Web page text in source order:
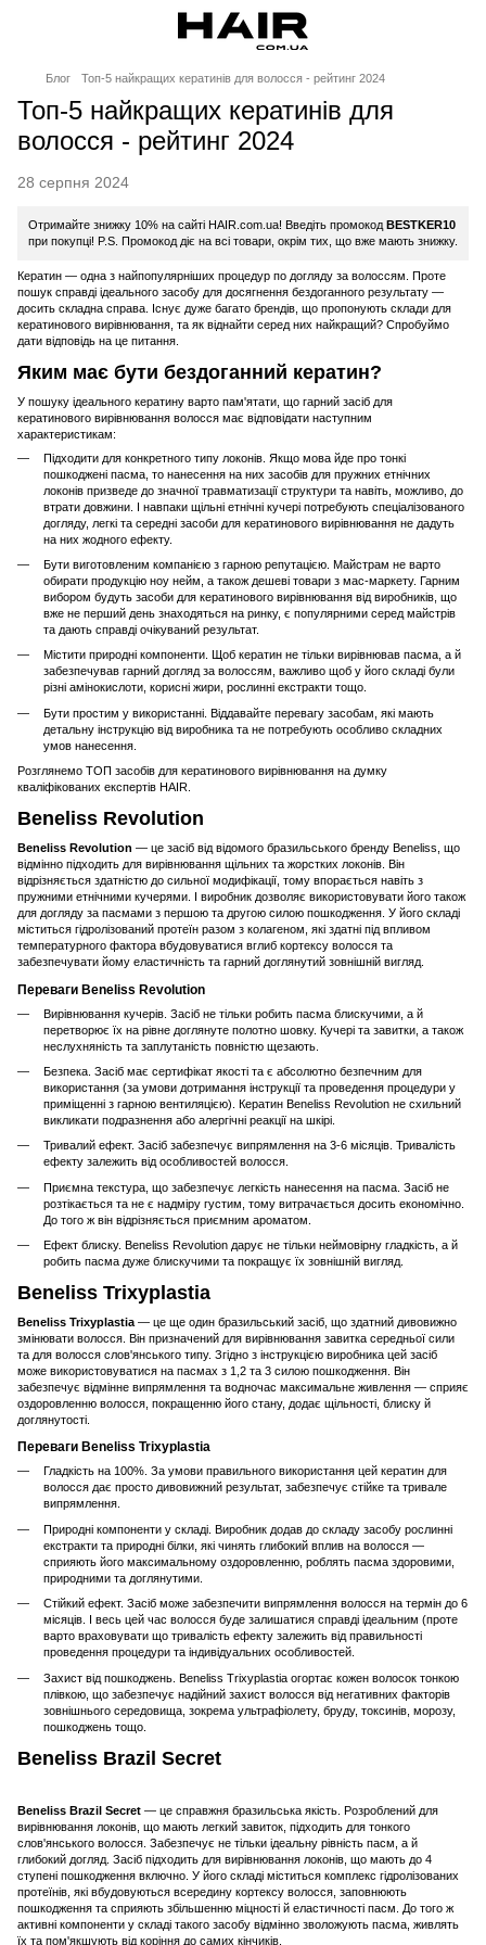
Блог Топ-5 найкращих кератинів для волосся - рейтинг 2024
Топ-5 найкращих кератинів для
волосся - рейтинг 2024
28 серпня 2024
Отримайте знижку 10% на сайті HAIR.com.ua! Введіть промокод BESTKER10
при покупці! P.S. Промокод діє на всі товари, окрім тих, що вже мають знижку.
Кератин — одна з найпопулярніших процедур по догляду за волоссям. Проте
пошук справді ідеального засобу для досягнення бездоганного результату —
досить складна справа. Існує дуже багато брендів, що пропонують склади для
кератинового вирівнювання, та як віднайти серед них найкращий? Спробуймо
дати відповідь на це питання.
Яким має бути бездоганний кератин?
У пошуку ідеального кератину варто пам'ятати, що гарний засіб для
кератинового вирівнювання волосся має відповідати наступним
характеристикам:
Підходити для конкретного типу локонів. Якщо мова йде про тонкі
пошкоджені пасма, то нанесення на них засобів для пружних етнічних
локонів призведе до значної травматизації структури та навіть, можливо, до
втрати довжини. І навпаки щільні етнічні кучері потребують спеціалізованого
догляду, легкі та середні засоби для кератинового вирівнювання не дадуть
на них жодного ефекту.
Бути виготовленим компанією з гарною репутацією. Майстрам не варто
обирати продукцію ноу нейм, а також дешеві товари з мас-маркету. Гарним
вибором будуть засоби для кератинового вирівнювання від виробників, що
вже не перший день знаходяться на ринку, є популярними серед майстрів
та дають справді очікуваний результат.
Містити природні компоненти. Щоб кератин не тільки вирівнював пасма, а й
забезпечував гарний догляд за волоссям, важливо щоб у його складі були
різні амінокислоти, корисні жири, рослинні екстракти тощо.
Бути простим у використанні. Віддавайте перевагу засобам, які мають
детальну інструкцію від виробника та не потребують особливо складних
умов нанесення.
Розглянемо ТОП засобів для кератинового вирівнювання на думку
кваліфікованих експертів HAIR.
Beneliss Revolution
Beneliss Revolution — це засіб від відомого бразильського бренду Beneliss, що
відмінно підходить для вирівнювання щільних та жорстких локонів. Він
відрізняється здатністю до сильної модифікації, тому впорається навіть з
пружними етнічними кучерями. І виробник дозволяє використовувати його також
для догляду за пасмами з першою та другою силою пошкодження. У його складі
міститься гідролізований протеїн разом з колагеном, які здатні під впливом
температурного фактора вбудовуватися вглиб кортексу волосся та
забезпечувати йому еластичність та гарний доглянутий зовнішній вигляд.
Переваги Beneliss Revolution
Вирівнювання кучерів. Засіб не тільки робить пасма блискучими, а й
перетворює їх на рівне доглянуте полотно шовку. Кучері та завитки, а також
неслухняність та заплутаність повністю щезають.
Безпека. Засіб має сертифікат якості та є абсолютно безпечним для
використання (за умови дотримання інструкції та проведення процедури у
приміщенні з гарною вентиляцією). Кератин Beneliss Revolution не схильний
викликати подразнення або алергічні реакції на шкірі.
Тривалий ефект. Засіб забезпечує випрямлення на 3-6 місяців. Тривалість
ефекту залежить від особливостей волосся.
Приємна текстура, що забезпечує легкість нанесення на пасма. Засіб не
розтікається та не є надміру густим, тому витрачається досить економічно.
До того ж він відрізняється приємним ароматом.
Ефект блиску. Beneliss Revolution дарує не тільки неймовірну гладкість, а й
робить пасма дуже блискучими та покращує їх зовнішній вигляд.
Beneliss Trixyplastia
Beneliss Trixyplastia — це ще один бразильський засіб, що здатний дивовижно
змінювати волосся. Він призначений для вирівнювання завитка середньої сили
та для волосся слов'янського типу. Згідно з інструкцією виробника цей засіб
може використовуватися на пасмах з 1,2 та 3 силою пошкодження. Він
забезпечує відмінне випрямлення та водночас максимальне живлення — сприяє
оздоровленню волосся, покращенню його стану, додає щільності, блиску й
доглянутості.
Переваги Beneliss Trixyplastia
Гладкість на 100%. За умови правильного використання цей кератин для
волосся дає просто дивовижний результат, забезпечує стійке та тривале
випрямлення.
Природні компоненти у складі. Виробник додав до складу засобу рослинні
екстракти та природні білки, які чинять глибокий вплив на волосся —
сприяють його максимальному оздоровленню, роблять пасма здоровими,
природними та доглянутими.
Стійкий ефект. Засіб може забезпечити випрямлення волосся на термін до 6
місяців. І весь цей час волосся буде залишатися справді ідеальним (проте
варто враховувати що тривалість ефекту залежить від правильності
проведення процедури та індивідуальних особливостей.
Захист від пошкоджень. Beneliss Trixyplastia огортає кожен волосок тонкою
плівкою, що забезпечує надійний захист волосся від негативних факторів
зовнішнього середовища, зокрема ультрафіолету, бруду, токсинів, морозу,
пошкоджень тощо.
Beneliss Brazil Secret
Beneliss Brazil Secret — це справжня бразильська якість. Розроблений для
вирівнювання локонів, що мають легкий завиток, підходить для тонкого
слов'янського волосся. Забезпечує не тільки ідеальну рівність пасм, а й
глибокий догляд. Засіб підходить для вирівнювання локонів, що мають до 4
ступені пошкодження включно. У його складі міститься комплекс гідролізованих
протеїнів, які вбудовуються всередину кортексу волосся, заповнюють
пошкодження та сприяють збільшенню міцності й еластичності пасм. До того ж
активні компоненти у складі такого засобу відмінно зволожують пасма, живлять
їх та пом'якшують від коріння до самих кінчиків.